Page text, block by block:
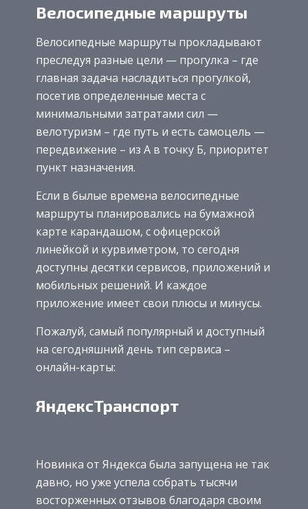
Велосипедные маршруты
Велосипедные маршруты прокладывают
преследуя разные цели — прогулка – где
главная задача насладиться прогулкой,
посетив определенные места с
минимальными затратами сил —
велотуризм – где путь и есть самоцель —
передвижение – из А в точку Б, приоритет
пункт назначения.
Если в былые времена велосипедные
маршруты планировались на бумажной
карте карандашом, с офицерской
линейкой и курвиметром, то сегодня
доступны десятки сервисов, приложений и
мобильных решений. И каждое
приложение имеет свои плюсы и минусы.
Пожалуй, самый популярный и доступный
на сегодняшний день тип сервиса –
онлайн-карты:
ЯндексТранспорт
Новинка от Яндекса была запущена не так
давно, но уже успела собрать тысячи
восторженных отзывов благодаря своим